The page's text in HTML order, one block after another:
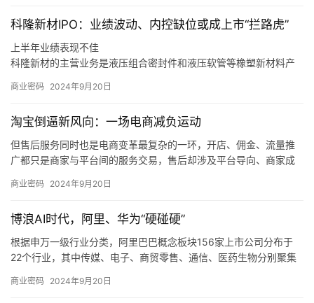
科隆新材IPO：业绩波动、内控缺位或成上市“拦路虎”
上半年业绩表现不佳
科隆新材的主营业务是液压组合密封件和液压软管等橡塑新材料产
产、销售和维修，同时也为风电、军工、高铁等行业客户提供定制
同时，如果未来煤炭主体能源地位被快速替代，下游客户新机装备
需求减少，科隆新材又未能拓展旧机维修业务，或是未能适应市场
变化、新技术和新产品未能顺应市场发展趋势，那么科隆新材就存
营业绩造成不利影响。
商业密码 2024年9月20日
淘宝倒逼新风向：一场电商减负运动
但售后服务同时也是电商变革最复杂的一环，开店、佣金、流量推
广都只是商家与平台间的服务交易，售后却涉及平台导向、商家成
接制约，是各方利益最难平衡的地方。
从推出「仅退款」的游戏规则制定者、大家长，逐渐过渡到生态系
统的设计者、平衡商家和消费者利益的服务商。
商业密码 2024年9月20日
博浪AI时代，阿里、华为“硬碰硬”
根据申万一级行业分类，阿里巴巴概念板块156家上市公司分布于
22个行业，其中传媒、电子、商贸零售、通信、医药生物分别聚集
根据申万一级行业分类，华为概念板块896家上市公司分布于28个
商业密码 2024年9月20日